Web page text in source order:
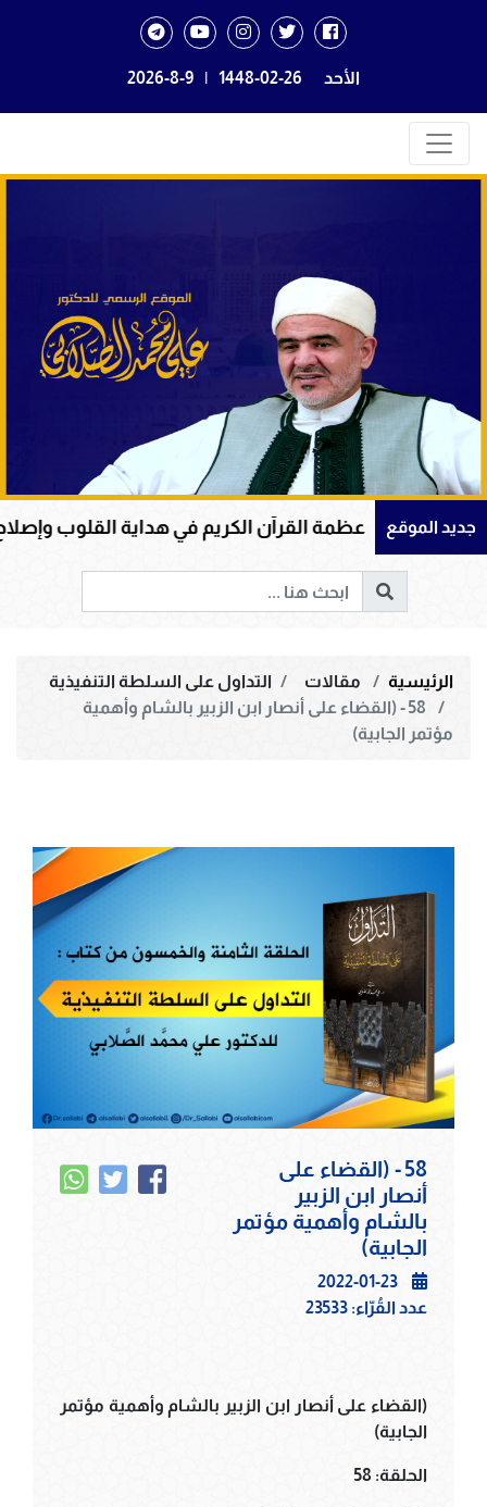
الأحد 1448-02-26
|
2026-8-9
جديد الموقع
القرآن الكريم في هداية القلوب وإصلاح المجتمعات
الرئيسية مقالات
التداول على السلطة التنفيذية
58 - (القضاء على أنصار ابن الزبير بالشام وأهمية
مؤتمر الجابية)
58 - (القضاء على
أنصار ابن الزبير
بالشام وأهمية مؤتمر
الجابية)
2022-01-23
عدد القُرّاء: 23533
(القضاء على أنصار ابن الزبير بالشام وأهمية مؤتمر
الجابية)
الحلقة: 58